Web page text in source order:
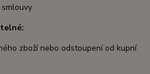
zboží nebo odstoupení od kupní